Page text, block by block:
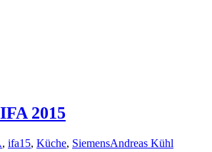
2015
, ifa15, Küche, SiemensAndreas Kühl